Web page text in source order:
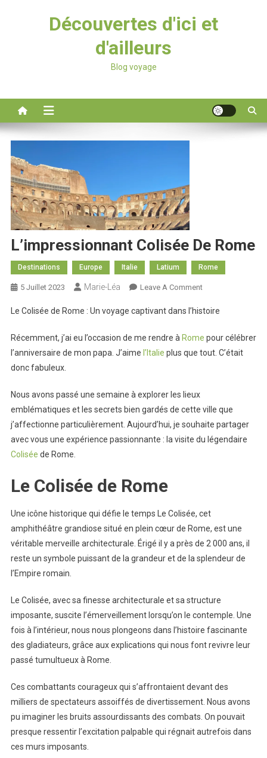
Découvertes d'ici et
d'ailleurs
Blog voyage
L’impressionnant Colisée De Rome
Destinations Europe Italie Latium Rome
5 Juillet 2023 Marie-Léa Leave A CommentOn
Colisée
Rome
Le Colisée de Rome : Un voyage captivant dans l’histoire
Récemment, j’ai eu l’occasion de me rendre à Rome pour célébrer
l’anniversaire de mon papa. J’aime l’Italie plus que tout. C’était
donc fabuleux.
Nous avons passé une semaine à explorer les lieux
emblématiques et les secrets bien gardés de cette ville que
j’affectionne particulièrement. Aujourd’hui, je souhaite partager
avec vous une expérience passionnante : la visite du légendaire
Colisée de Rome.
Le Colisée de Rome
Une icône historique qui défie le temps Le Colisée, cet
amphithéâtre grandiose situé en plein cœur de Rome, est une
véritable merveille architecturale. Érigé il y a près de 2 000 ans, il
reste un symbole puissant de la grandeur et de la splendeur de
l’Empire romain.
Le Colisée, avec sa finesse architecturale et sa structure
imposante, suscite l’émerveillement lorsqu’on le contemple. Une
fois à l’intérieur, nous nous plongeons dans l’histoire fascinante
des gladiateurs, grâce aux explications qui nous font revivre leur
passé tumultueux à Rome.
Ces combattants courageux qui s’affrontaient devant des
milliers de spectateurs assoiffés de divertissement. Nous avons
pu imaginer les bruits assourdissants des combats. On pouvait
presque ressentir l’excitation palpable qui régnait autrefois dans
ces murs imposants.